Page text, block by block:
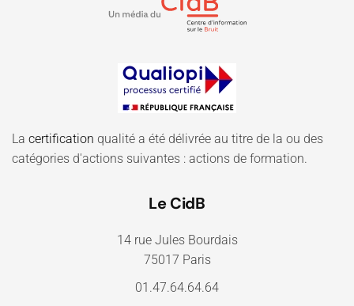
La certification qualité a été délivrée au titre de la ou des
catégories d'actions suivantes : actions de formation.
Le CidB
14 rue Jules Bourdais
75017 Paris
01.47.64.64.64